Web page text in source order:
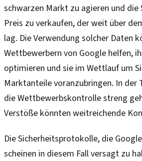
schwarzen Markt zu agieren und die
Preis zu verkaufen, der weit über
lag. Die Verwendung solcher Daten
Wettbewerbern von Google helfen,
optimieren und sie im Wettlauf um
Marktanteile voranzubringen. In der
die Wettbewerbskontrolle streng
Verstöße könnten weitreichende
Die Sicherheitsprotokolle, die
scheinen in diesem Fall versagt zu